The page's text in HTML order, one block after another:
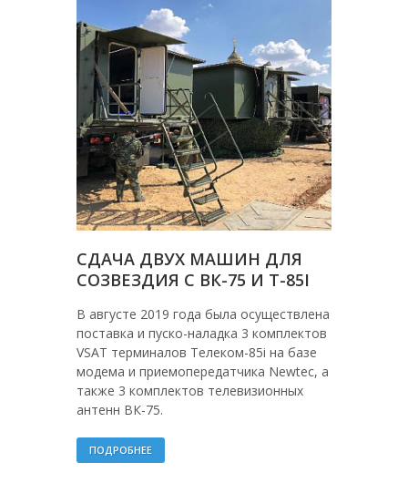
СДАЧА ДВУХ МАШИН ДЛЯ
СОЗВЕЗДИЯ С ВК-75 И Т-85I
В августе 2019 года была осуществлена
поставка и пуско-наладка 3 комплектов
VSAT терминалов Телеком-85i на базе
модема и приемопередатчика Newtec, а
также 3 комплектов телевизионных
антенн ВК-75.
ПОДРОБНЕЕ